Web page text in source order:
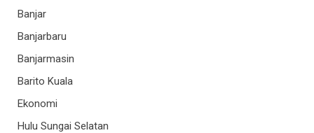
Banjar
Banjarbaru
Banjarmasin
Barito Kuala
Ekonomi
Hulu Sungai Selatan